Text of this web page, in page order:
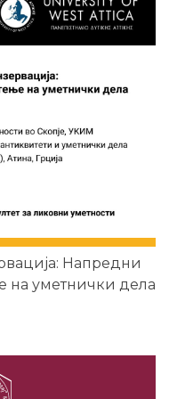
Напредни
на уметнички дела